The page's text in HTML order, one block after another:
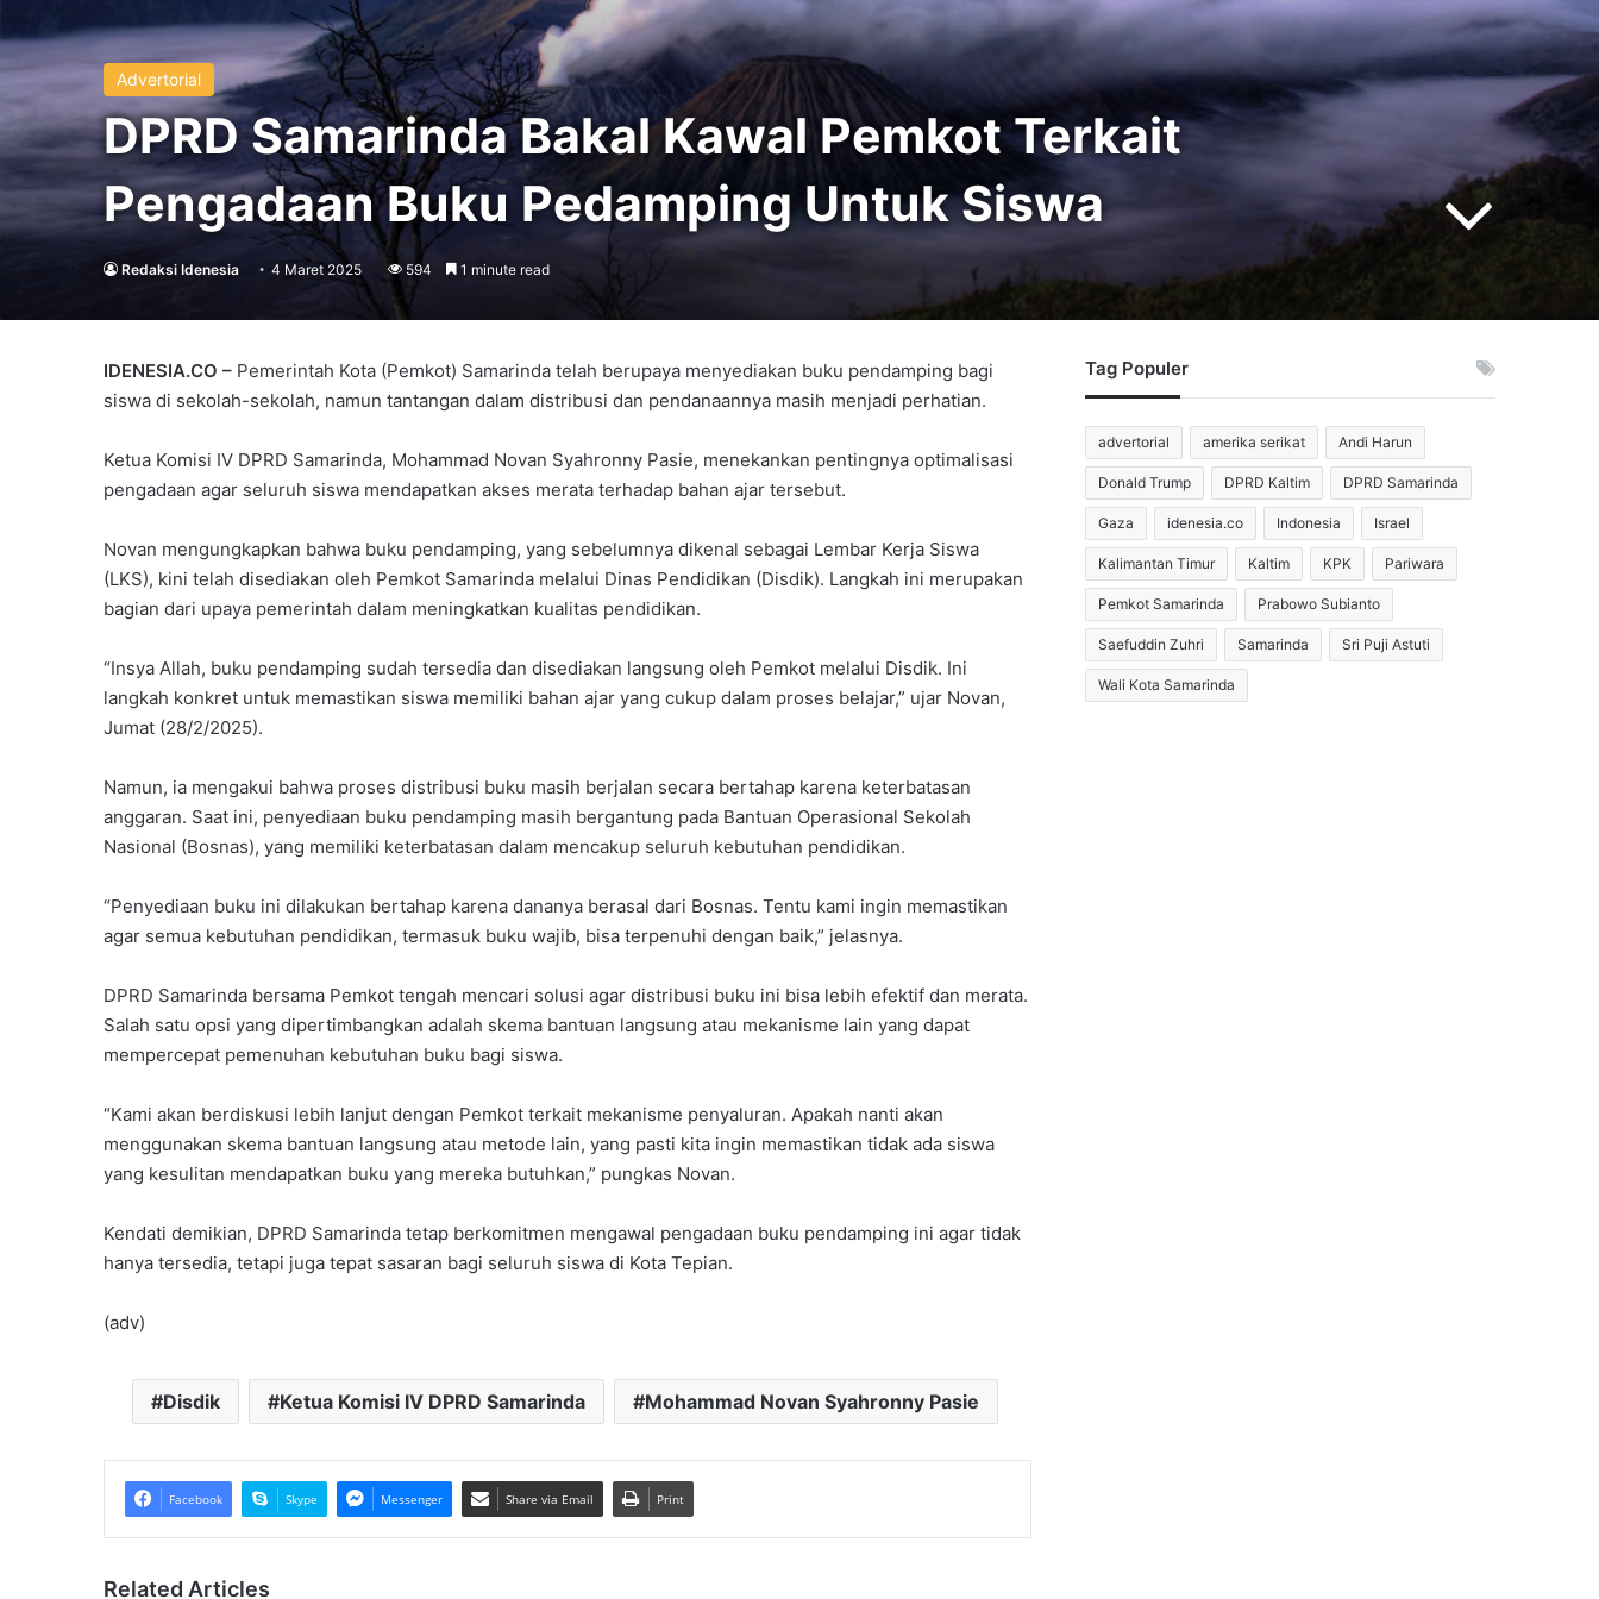
Advertorial
DPRD Samarinda Bakal Kawal Pemkot Terkait
Pengadaan Buku Pedamping Untuk Siswa
Redaksi Idenesia 4 Maret 2025 594 1 minute read
IDENESIA.CO – Pemerintah Kota (Pemkot) Samarinda telah berupaya menyediakan buku pendamping bagi
siswa di sekolah-sekolah, namun tantangan dalam distribusi dan pendanaannya masih menjadi perhatian.
Ketua Komisi IV DPRD Samarinda, Mohammad Novan Syahronny Pasie, menekankan pentingnya optimalisasi
pengadaan agar seluruh siswa mendapatkan akses merata terhadap bahan ajar tersebut.
Novan mengungkapkan bahwa buku pendamping, yang sebelumnya dikenal sebagai Lembar Kerja Siswa
(LKS), kini telah disediakan oleh Pemkot Samarinda melalui Dinas Pendidikan (Disdik). Langkah ini merupakan
bagian dari upaya pemerintah dalam meningkatkan kualitas pendidikan.
“Insya Allah, buku pendamping sudah tersedia dan disediakan langsung oleh Pemkot melalui Disdik. Ini
langkah konkret untuk memastikan siswa memiliki bahan ajar yang cukup dalam proses belajar,” ujar Novan,
Jumat (28/2/2025).
Namun, ia mengakui bahwa proses distribusi buku masih berjalan secara bertahap karena keterbatasan
anggaran. Saat ini, penyediaan buku pendamping masih bergantung pada Bantuan Operasional Sekolah
Nasional (Bosnas), yang memiliki keterbatasan dalam mencakup seluruh kebutuhan pendidikan.
“Penyediaan buku ini dilakukan bertahap karena dananya berasal dari Bosnas. Tentu kami ingin memastikan
agar semua kebutuhan pendidikan, termasuk buku wajib, bisa terpenuhi dengan baik,” jelasnya.
DPRD Samarinda bersama Pemkot tengah mencari solusi agar distribusi buku ini bisa lebih efektif dan merata.
Salah satu opsi yang dipertimbangkan adalah skema bantuan langsung atau mekanisme lain yang dapat
mempercepat pemenuhan kebutuhan buku bagi siswa.
“Kami akan berdiskusi lebih lanjut dengan Pemkot terkait mekanisme penyaluran. Apakah nanti akan
menggunakan skema bantuan langsung atau metode lain, yang pasti kita ingin memastikan tidak ada siswa
yang kesulitan mendapatkan buku yang mereka butuhkan,” pungkas Novan.
Kendati demikian, DPRD Samarinda tetap berkomitmen mengawal pengadaan buku pendamping ini agar tidak
hanya tersedia, tetapi juga tepat sasaran bagi seluruh siswa di Kota Tepian.
(adv)
Disdik Ketua Komisi IV DPRD Samarinda Mohammad Novan Syahronny Pasie
Facebook Skype Messenger Share via Email Print
Tag Populer
advertorial amerika serikat Andi Harun
Donald Trump DPRD Kaltim DPRD Samarinda
Gaza idenesia.co Indonesia Israel
Kalimantan Timur Kaltim KPK Pariwara
Pemkot Samarinda Prabowo Subianto
Saefuddin Zuhri Samarinda Sri Puji Astuti
Wali Kota Samarinda
Related Articles